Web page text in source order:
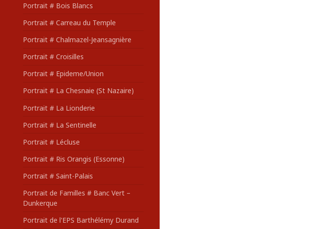
Portrait # Bois Blancs
Portrait # Carreau du Temple
Portrait # Chalmazel-Jeansagnière
Portrait # Croisilles
Portrait # Epideme/Union
Portrait # La Chesnaie (St Nazaire)
Portrait # La Lionderie
Portrait # La Sentinelle
Portrait # Lécluse
Portrait # Ris Orangis (Essonne)
Portrait # Saint-Palais
Portrait de Familles # Banc Vert –
Dunkerque
Portrait de l'EPS Barthélémy Durand